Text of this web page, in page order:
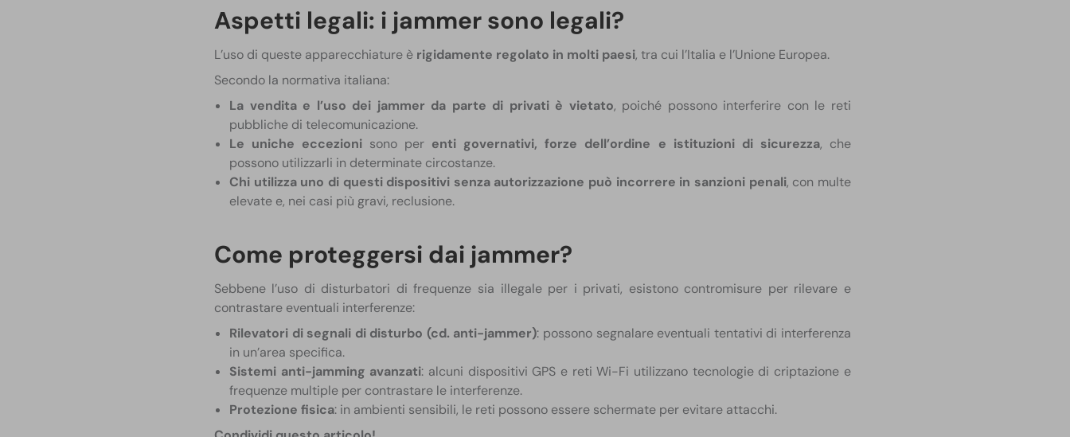
Aspetti legali: i jammer sono legali?
L’uso di queste apparecchiature è rigidamente regolato in molti paesi, tra cui l’Italia e l’Unione Europea.
Secondo la normativa italiana:
La vendita e l’uso dei jammer da parte di privati è vietato, poiché possono interferire con le reti
pubbliche di telecomunicazione.
Le uniche eccezioni sono per enti governativi, forze dell’ordine e istituzioni di sicurezza, che
possono utilizzarli in determinate circostanze.
Chi utilizza uno di questi dispositivi senza autorizzazione può incorrere in sanzioni penali, con multe
elevate e, nei casi più gravi, reclusione.
Come proteggersi dai jammer?
Sebbene l’uso di disturbatori di frequenze sia illegale per i privati, esistono contromisure per rilevare e
contrastare eventuali interferenze:
Rilevatori di segnali di disturbo (cd. anti-jammer): possono segnalare eventuali tentativi di interferenza
in un’area specifica.
Sistemi anti-jamming avanzati: alcuni dispositivi GPS e reti Wi-Fi utilizzano tecnologie di criptazione e
frequenze multiple per contrastare le interferenze.
Protezione fisica: in ambienti sensibili, le reti possono essere schermate per evitare attacchi.